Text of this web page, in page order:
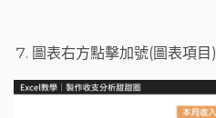
圖表右方點擊加號(圖表項目)